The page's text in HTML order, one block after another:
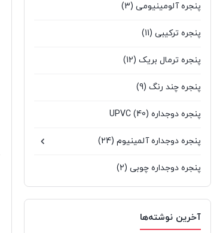
پنجره آلومینیومی (3)
پنجره ترکیبی (11)
پنجره ترمال بریک (12)
پنجره چند رنگ (9)
پنجره دوجداره UPVC (40)
پنجره دوجداره آلمینیوم (24)
پنجره دوجداره چوبی (2)
پنجره کشویی آلومینیومی
آخرین نوشته‌ها